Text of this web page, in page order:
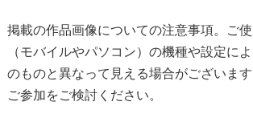
掲載の作品画像についての注意事項。ご
（モバイルやパソコン）の機種や設定に
のものと異なって見える場合がございます
ご参加をご検討ください。